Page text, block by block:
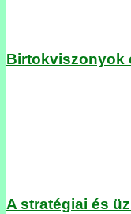
Birtokviszonyok
A stratégiai és